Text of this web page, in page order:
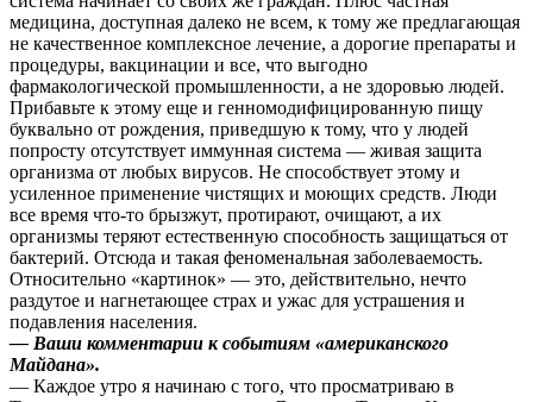
медицина, доступная далеко не всем, к тому же предлагающая
не качественное комплексное лечение, а дорогие препараты и
процедуры, вакцинации и все, что выгодно
фармакологической промышленности, а не здоровью людей.
Прибавьте к этому еще и генномодифицированную пищу
буквально от рождения, приведшую к тому, что у людей
попросту отсутствует иммунная система — живая защита
организма от любых вирусов. Не способствует этому и
усиленное применение чистящих и моющих средств. Люди
все время что-то брызжут, протирают, очищают, а их
организмы теряют естественную способность защищаться от
бактерий. Отсюда и такая феноменальная заболеваемость.
Относительно «картинок» — это, действительно, нечто
раздутое и нагнетающее страх и ужас для устрашения и
подавления населения.
— Ваши комментарии к событиям «американского
Майдана».
— Каждое утро я начинаю с того, что просматриваю в